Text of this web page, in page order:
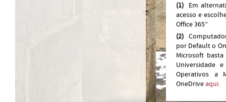
(1) Em
acesso e
Office 365”
(2)
por Default o
Microsoft
Universidade
Operativos a
OneDriveaqui.